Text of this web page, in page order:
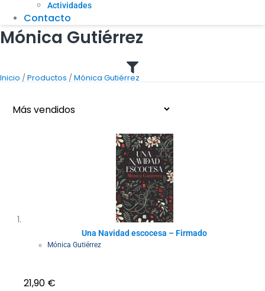
Actividades
Contacto
Mónica Gutiérrez
Inicio /Productos /Mónica Gutiérrez
Una Navidad escocesa – Firmado
Mónica Gutiérrez
21,90 €